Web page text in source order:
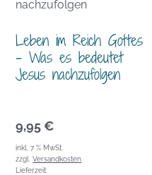
Leben im Reich Gottes
– Was es bedeutet
Jesus nachzufolgen
9,95 €
inkl. 7 % MwSt.
zzgl.Versandkosten
Lieferzeit: